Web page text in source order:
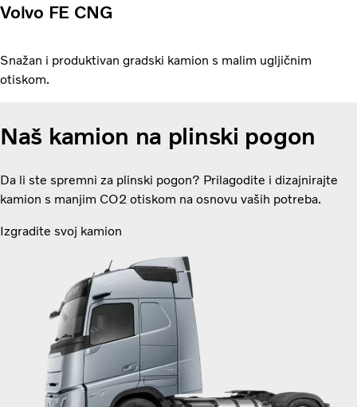
Volvo FE CNG
Snažan i produktivan gradski kamion s malim ugljičnim
otiskom.
Naš kamion na plinski pogon
Da li ste spremni za plinski pogon? Prilagodite i dizajnirajte
kamion s manjim CO2 otiskom na osnovu vaših potreba.
Izgradite svoj kamion